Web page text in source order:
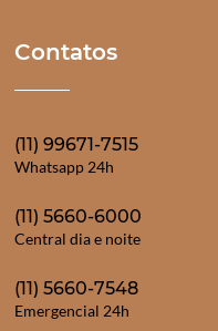
Contatos
(11) 99671-7515
Whatsapp 24h
(11) 5660-6000
Central dia e noite
(11) 5660-7548
Emergencial 24h